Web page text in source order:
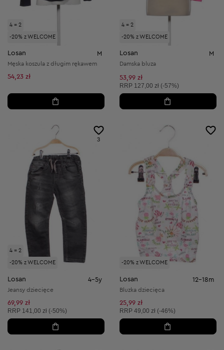
4 = 2
-20% z WELCOME
Losan M
Męska koszula z długim rękawem
54,23 zł
4 = 2
-20% z WELCOME
Losan M
Damska bluza
53,99 zł
Cena sugerowana:
RRP 127,00 zł (-57%)
4 = 2
-20% z WELCOME
3
Losan 4-5y
Jeansy dziecięce
69,99 zł
Cena sugerowana:
RRP 141,00 zł (-50%)
-20% z WELCOME
Losan 12-18m
Bluzka dziecięca
25,99 zł
Cena sugerowana:
RRP 49,00 zł (-46%)